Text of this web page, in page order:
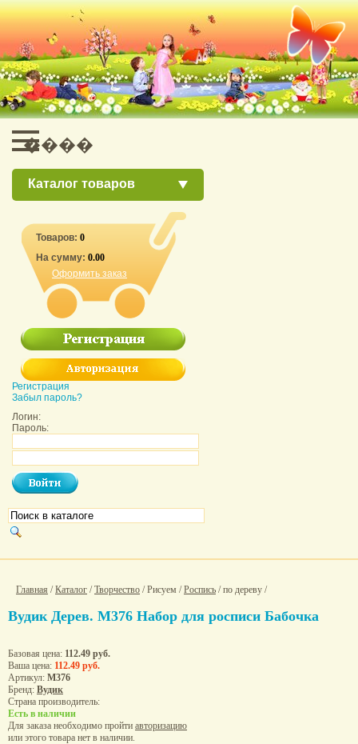
Каталог товаров
Главная /Каталог /Творчество / Рисуем /Роспись / по дереву /
Вудик Дерев. М376 Набор для росписи Бабочка
Базовая цена: 112.49 руб.
Ваша цена: 112.49 руб.
Артикул: М376
Бренд: Вудик
Страна производитель:
Есть в наличии
Для заказа необходимо пройти авторизацию
или этого товара нет в наличии.
Товаров: 0
На сумму: 0.00
Оформить заказ
Регистрация
Забыл пароль?
Логин:
Пароль: